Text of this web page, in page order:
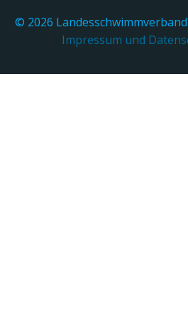
© 2026
Impressum und